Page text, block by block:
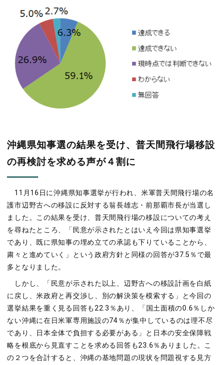
沖縄県知事選の結果を受け、普天間飛行場移設
の再検討を求める声が４割に
11月16日に沖縄県知事選挙が行われ、米軍普天間飛行場の名
護市辺野古への移設に反対する翁長雄志・前那覇市長が当選し
ました。この結果を受け、普天間飛行場の移設についての考え
を尋ねたところ、「民意が示されたとはいえ今回は県知事選挙
であり、既に県知事の埋め立ての承認も下りていることから、
粛々と進めていく」という政府方針と同様の回答が37.5％で最
多となりました。
しかし、「民意が示された以上、辺野古への移設計画を白紙
に戻し、米政府と再交渉し、別の解決策を模索する」と今回の
選挙結果を重く見る回答も22.3％あり、「国土面積の0.6％しか
ない沖縄に在日米軍専用施設の74％が集中しているのは理不尽
であり、日本全体で負担する必要がある」と日本の安全保障戦
略を根底から見直すことを求める回答も23.6％ありました。こ
の２つを合計すると、沖縄の基地問題の現状を問題視する見方